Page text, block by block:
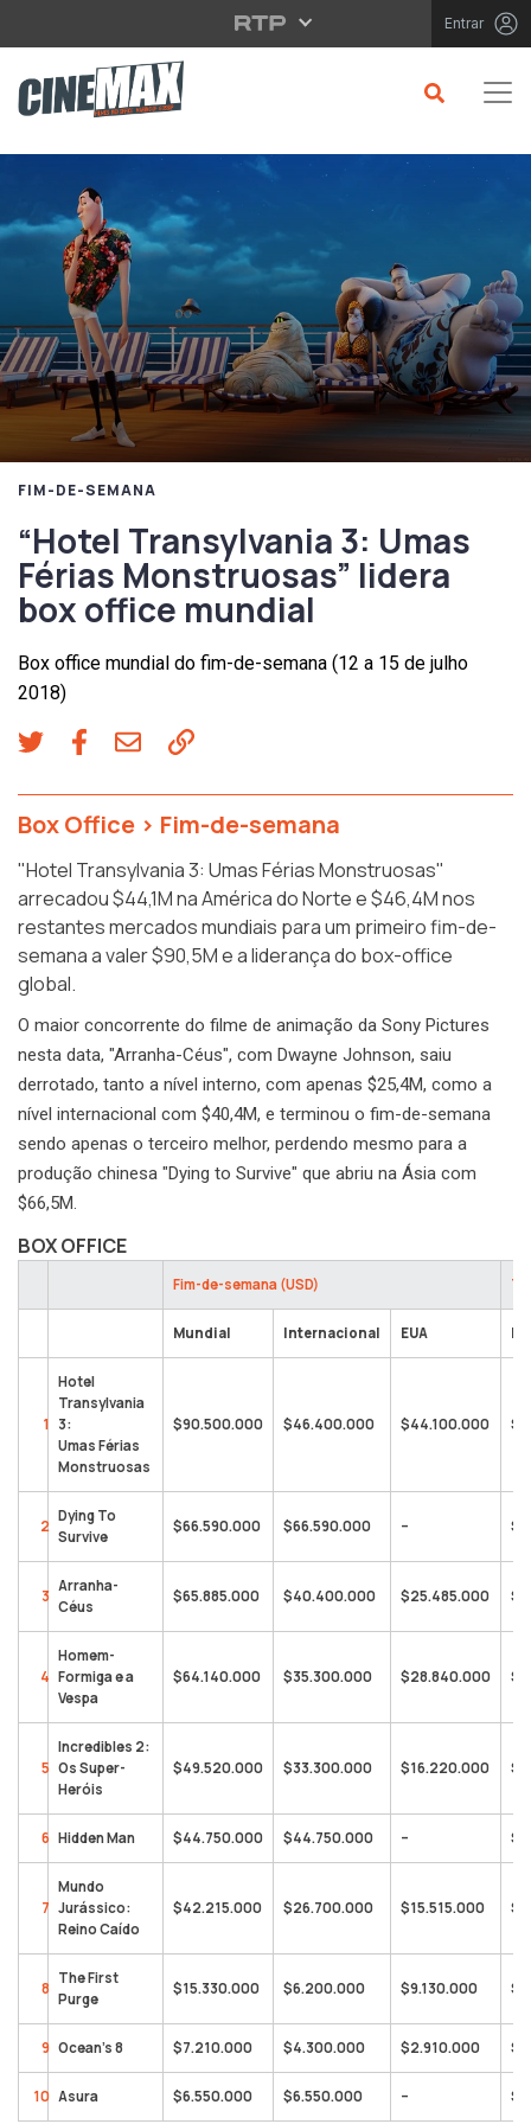
Saltar para o conteúdo principal Entrar
FIM-DE-SEMANA
“Hotel Transylvania 3: Umas
Férias Monstruosas” lidera
box office mundial
Box office mundial do fim-de-semana (12 a 15 de julho
2018)
Box Office > Fim-de-semana
"Hotel Transylvania 3: Umas Férias Monstruosas"
arrecadou $44,1M na América do Norte e $46,4M nos
restantes mercados mundiais para um primeiro fim-de-
semana a valer $90,5M e a liderança do box-office
global.
O maior concorrente do filme de animação da Sony Pictures
nesta data, "Arranha-Céus", com Dwayne Johnson, saiu
derrotado, tanto a nível interno, com apenas $25,4M, como a
nível internacional com $40,4M, e terminou o fim-de-semana
sendo apenas o terceiro melhor, perdendo mesmo para a
produção chinesa "Dying to Survive" que abriu na Ásia com
$66,5M.
BOX OFFICE
Fim-de-semana (USD)
Mundial Internacional EUA
1
Hotel
Transylvania
3:
Umas Férias
Monstruosas
$90.500.000 $46.400.000 $44.100.000
2
Dying To
Survive
$66.590.000 $66.590.000 –
3
Arranha-
Céus
$65.885.000 $40.400.000 $25.485.000
4
Homem-
Formiga e a
Vespa
$64.140.000 $35.300.000 $28.840.000
5
Incredibles 2:
Os Super-
Heróis
$49.520.000 $33.300.000 $16.220.000
6 Hidden Man $44.750.000 $44.750.000 –
7
Mundo
Jurássico:
Reino Caído
$42.215.000 $26.700.000 $15.515.000
8
The First
Purge
$15.330.000 $6.200.000 $9.130.000
9 Ocean’s 8 $7.210.000 $4.300.000 $2.910.000
10 Asura $6.550.000 $6.550.000 –